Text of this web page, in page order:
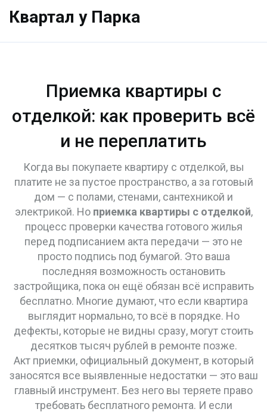
Квартал у Парка
Приемка квартиры с
отделкой: как проверить всё
и не переплатить
Когда вы покупаете квартиру с отделкой, вы
платите не за пустое пространство, а за готовый
дом — с полами, стенами, сантехникой и
электрикой. Но приемка квартиры с отделкой,
процесс проверки качества готового жилья
перед подписанием акта передачи — это не
просто подпись под бумагой. Это ваша
последняя возможность остановить
застройщика, пока он ещё обязан всё исправить
бесплатно. Многие думают, что если квартира
выглядит нормально, то всё в порядке. Но
дефекты, которые не видны сразу, могут стоить
десятков тысяч рублей в ремонте позже.
Акт приемки, официальный документ, в который
заносятся все выявленные недостатки — это ваш
главный инструмент. Без него вы теряете право
требовать бесплатного ремонта. И если